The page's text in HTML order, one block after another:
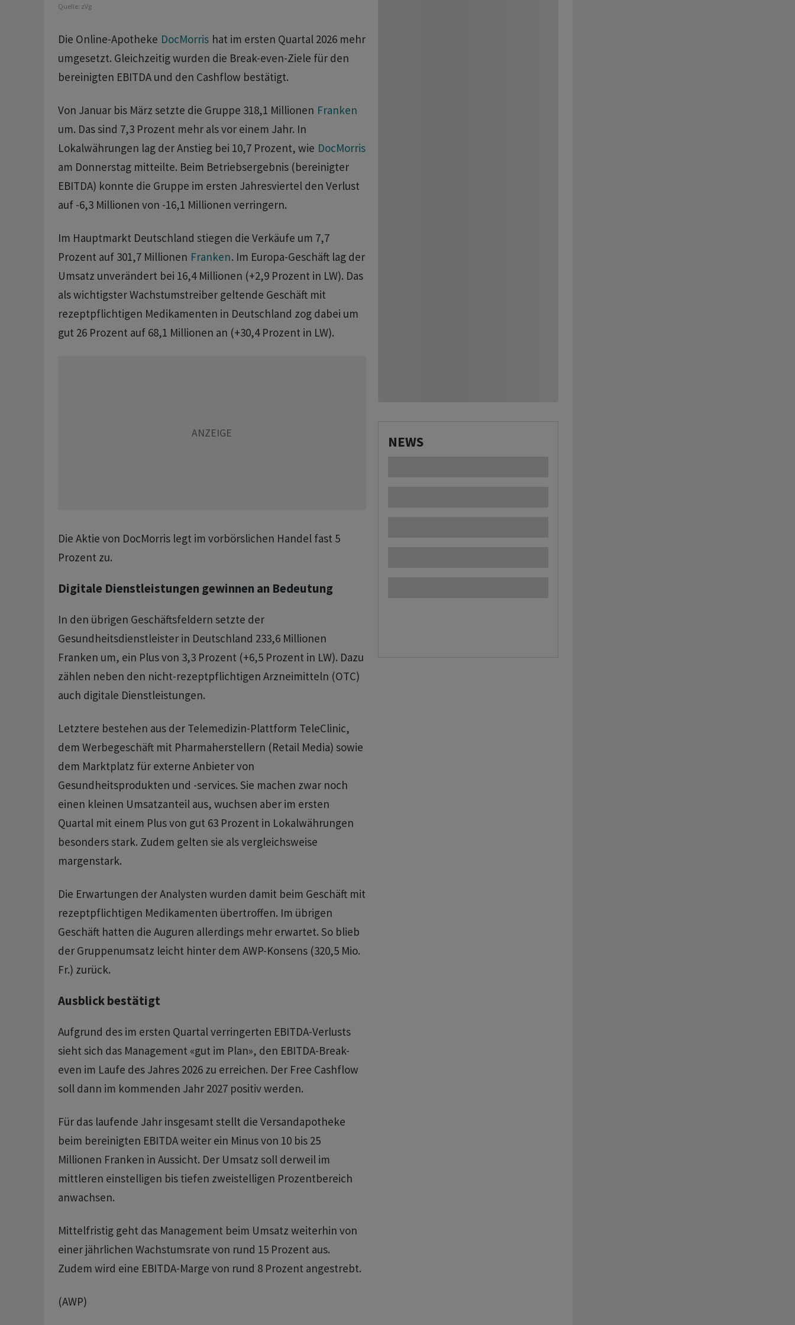
Quelle: zVg
Die Online-Apotheke DocMorris hat im ersten Quartal 2026 mehr
umgesetzt. Gleichzeitig wurden die Break-even-Ziele für den
bereinigten EBITDA und den Cashflow bestätigt.
Von Januar bis März setzte die Gruppe 318,1 Millionen Franken
um. Das sind 7,3 Prozent mehr als vor einem Jahr. In
Lokalwährungen lag der Anstieg bei 10,7 Prozent, wie DocMorris
am Donnerstag mitteilte. Beim Betriebsergebnis (bereinigter
EBITDA) konnte die Gruppe im ersten Jahresviertel den Verlust
auf -6,3 Millionen von -16,1 Millionen verringern.
Im Hauptmarkt Deutschland stiegen die Verkäufe um 7,7
Prozent auf 301,7 Millionen Franken. Im Europa-Geschäft lag der
Umsatz unverändert bei 16,4 Millionen (+2,9 Prozent in LW). Das
als wichtigster Wachstumstreiber geltende Geschäft mit
rezeptpflichtigen Medikamenten in Deutschland zog dabei um
gut 26 Prozent auf 68,1 Millionen an (+30,4 Prozent in LW).
Die Aktie von DocMorris legt im vorbörslichen Handel fast 5
Prozent zu.
Digitale Dienstleistungen gewinnen an Bedeutung
In den übrigen Geschäftsfeldern setzte der
Gesundheitsdienstleister in Deutschland 233,6 Millionen
Franken um, ein Plus von 3,3 Prozent (+6,5 Prozent in LW). Dazu
zählen neben den nicht-rezeptpflichtigen Arzneimitteln (OTC)
auch digitale Dienstleistungen.
Letztere bestehen aus der Telemedizin-Plattform TeleClinic,
dem Werbegeschäft mit Pharmaherstellern (Retail Media) sowie
dem Marktplatz für externe Anbieter von
Gesundheitsprodukten und -services. Sie machen zwar noch
einen kleinen Umsatzanteil aus, wuchsen aber im ersten
Quartal mit einem Plus von gut 63 Prozent in Lokalwährungen
besonders stark. Zudem gelten sie als vergleichsweise
margenstark.
Die Erwartungen der Analysten wurden damit beim Geschäft mit
rezeptpflichtigen Medikamenten übertroffen. Im übrigen
Geschäft hatten die Auguren allerdings mehr erwartet. So blieb
der Gruppenumsatz leicht hinter dem AWP-Konsens (320,5 Mio.
Fr.) zurück.
Ausblick bestätigt
Aufgrund des im ersten Quartal verringerten EBITDA-Verlusts
sieht sich das Management «gut im Plan», den EBITDA-Break-
even im Laufe des Jahres 2026 zu erreichen. Der Free Cashflow
soll dann im kommenden Jahr 2027 positiv werden.
Für das laufende Jahr insgesamt stellt die Versandapotheke
beim bereinigten EBITDA weiter ein Minus von 10 bis 25
Millionen Franken in Aussicht. Der Umsatz soll derweil im
mittleren einstelligen bis tiefen zweistelligen Prozentbereich
anwachsen.
Mittelfristig geht das Management beim Umsatz weiterhin von
einer jährlichen Wachstumsrate von rund 15 Prozent aus.
Zudem wird eine EBITDA-Marge von rund 8 Prozent angestrebt.
(AWP)
NEWS